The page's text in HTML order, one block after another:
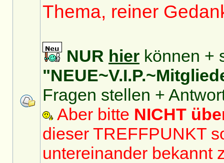
Thema, reiner
NUR hier können +
Fragen stellen +
Aber bitte NICHT
dieser TREFFPUNKT
untereinander bekannt